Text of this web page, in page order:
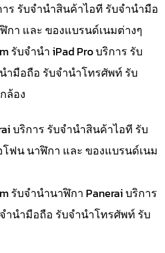
าร รับจำนำสินค้าไอที รับจำนำมือ
กา และ ของแบรนด์เนมต่างๆ
รับจำนำ iPad Pro บริการ รับ
ำมือถือ รับจำนำโทรศัพท์ รับ
ล้อง
บริการ รับจำนำสินค้าไอที รับ
ฟน นาฬิกา และ ของแบรนด์เนม
รับจำนำนาฬิกา Panerai บริการ
ำนำมือถือ รับจำนำโทรศัพท์ รับ